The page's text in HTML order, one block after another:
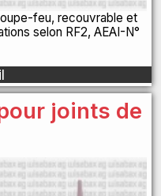
feu, recouvrable et
selon RF2, AEAI-N°
joints de